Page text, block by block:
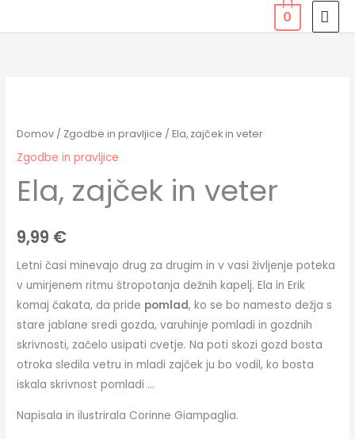
to
0
Domov / Zgodbe in pravljice / Ela, zajček in veter
Zgodbe in pravljice
Ela, zajček in veter
9,99 €
Letni časi minevajo drug za drugim in v vasi življenje poteka
v umirjenem ritmu štropotanja dežnih kapelj. Ela in Erik
komaj čakata, da pride pomlad, ko se bo namesto dežja s
stare jablane sredi gozda, varuhinje pomladi in gozdnih
skrivnosti, začelo usipati cvetje. Na poti skozi gozd bosta
otroka sledila vetru in mladi zajček ju bo vodil, ko bosta
iskala skrivnost pomladi …
Napisala in ilustrirala Corinne Giampaglia.
in
veter